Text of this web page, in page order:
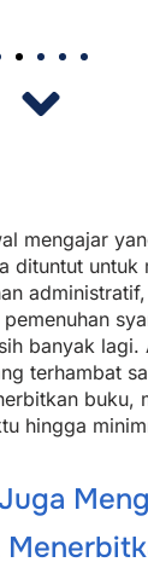
mengajar
dituntut untuk
banyak lagi.
terhambat
buku,
hingga